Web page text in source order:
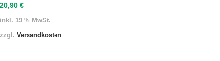
20,90 €
inkl. 19 % MwSt.
zzgl. Versandkosten